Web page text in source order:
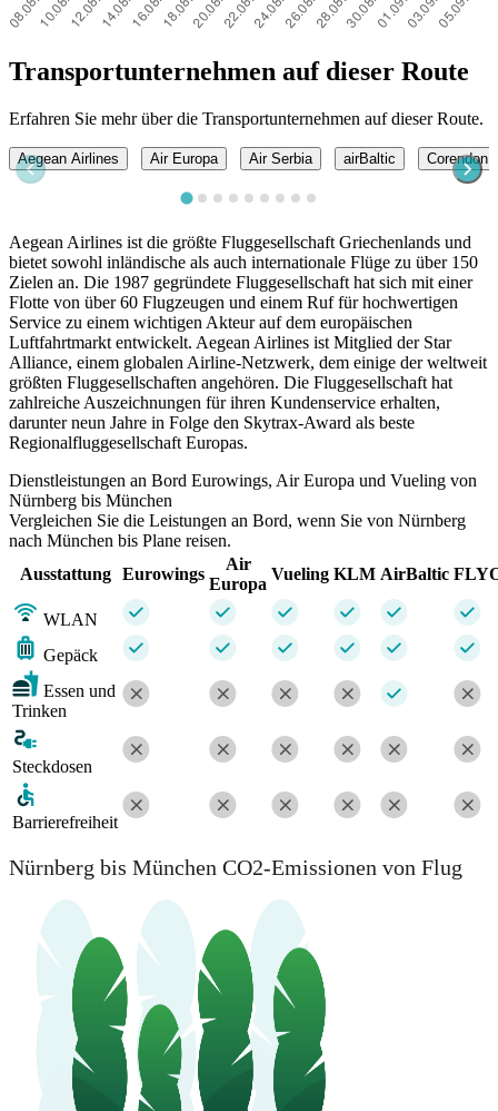
Transportunternehmen auf dieser Route
Erfahren Sie mehr über die Transportunternehmen auf dieser Route.
Aegean Airlines Air Europa Air Serbia airBaltic Corendon
Aegean Airlines ist die größte Fluggesellschaft Griechenlands und
bietet sowohl inländische als auch internationale Flüge zu über 150
Zielen an. Die 1987 gegründete Fluggesellschaft hat sich mit einer
Flotte von über 60 Flugzeugen und einem Ruf für hochwertigen
Service zu einem wichtigen Akteur auf dem europäischen
Luftfahrtmarkt entwickelt. Aegean Airlines ist Mitglied der Star
Alliance, einem globalen Airline-Netzwerk, dem einige der weltweit
größten Fluggesellschaften angehören. Die Fluggesellschaft hat
zahlreiche Auszeichnungen für ihren Kundenservice erhalten,
darunter neun Jahre in Folge den Skytrax-Award als beste
Regionalfluggesellschaft Europas.
Dienstleistungen an Bord Eurowings, Air Europa und Vueling von
Nürnberg bis München
Vergleichen Sie die Leistungen an Bord, wenn Sie von Nürnberg
nach München bis Plane reisen.
Ausstattung
Eurowings
Air
Europa
Vueling KLM AirBaltic
WLAN
Gepäck
Essen und
Trinken
Steckdosen
Barrierefreiheit
Nürnberg bis München CO2-Emissionen von Flug